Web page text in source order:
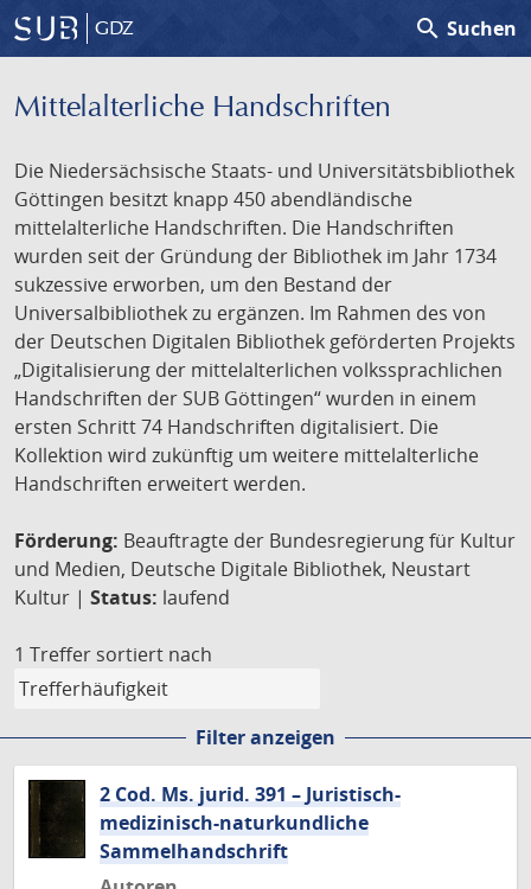
GDZ search Suchen
Mittelalterliche Handschriften
Die Niedersächsische Staats- und Universitätsbibliothek
Göttingen besitzt knapp 450 abendländische
mittelalterliche Handschriften. Die Handschriften
wurden seit der Gründung der Bibliothek im Jahr 1734
sukzessive erworben, um den Bestand der
Universalbibliothek zu ergänzen. Im Rahmen des von
der Deutschen Digitalen Bibliothek geförderten Projekts
„Digitalisierung der mittelalterlichen volkssprachlichen
Handschriften der SUB Göttingen“ wurden in einem
ersten Schritt 74 Handschriften digitalisiert. Die
Kollektion wird zukünftig um weitere mittelalterliche
Handschriften erweitert werden.
Förderung: Beauftragte der Bundesregierung für Kultur
und Medien, Deutsche Digitale Bibliothek, Neustart
Kultur | Status: laufend
1 Treffer sortiert nach
Filter anzeigen
2 Cod. Ms. jurid. 391 – Juristisch-
medizinisch-naturkundliche
Sammelhandschrift